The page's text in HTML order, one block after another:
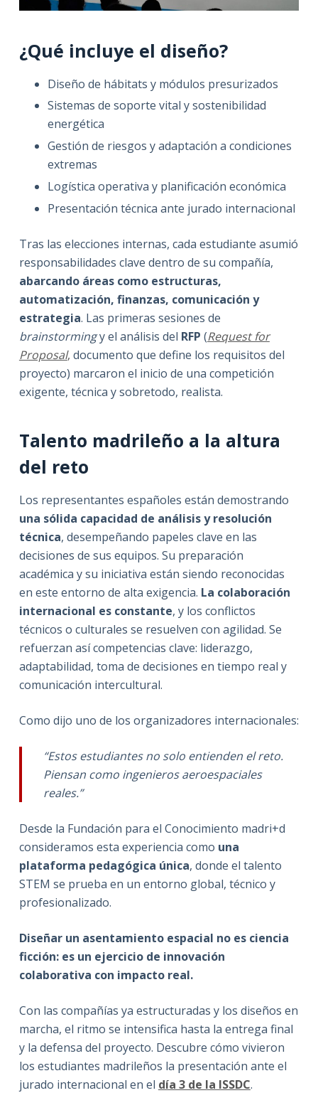
¿Qué incluye el diseño?
Diseño de hábitats y módulos presurizados
Sistemas de soporte vital y sostenibilidad
energética
Gestión de riesgos y adaptación a condiciones
extremas
Logística operativa y planificación económica
Presentación técnica ante jurado internacional
Tras las elecciones internas, cada estudiante asumió
responsabilidades clave dentro de su compañía,
abarcando áreas como estructuras,
automatización, finanzas, comunicación y
estrategia. Las primeras sesiones de
brainstormingy el análisis del RFP (Request for
Proposal, documento que define los requisitos del
proyecto) marcaron el inicio de una competición
exigente, técnica y sobretodo, realista.
Talento madrileño a la altura
del reto
Los representantes españoles están demostrando
una sólida capacidad de análisis y resolución
técnica, desempeñando papeles clave en las
decisiones de sus equipos. Su preparación
académica y su iniciativa están siendo reconocidas
en este entorno de alta exigencia. La colaboración
internacional es constante, y los conflictos
técnicos o culturales se resuelven con agilidad. Se
refuerzan así competencias clave: liderazgo,
adaptabilidad, toma de decisiones en tiempo real y
comunicación intercultural.
Como dijo uno de los organizadores internacionales:
“Estos estudiantes no solo entienden el reto.
Piensan como ingenieros aeroespaciales
reales.”
Desde la Fundación para el Conocimiento madri+d
consideramos esta experiencia como una
plataforma pedagógica única, donde el talento
STEM se prueba en un entorno global, técnico y
profesionalizado.
Diseñar un asentamiento espacial no es ciencia
ficción: es un ejercicio de innovación
colaborativa con impacto real.
Con las compañías ya estructuradas y los diseños en
marcha, el ritmo se intensifica hasta la entrega final
y la defensa del proyecto. Descubre cómo vivieron
los estudiantes madrileños la presentación ante el
jurado internacional en el día 3 de la ISSDC.